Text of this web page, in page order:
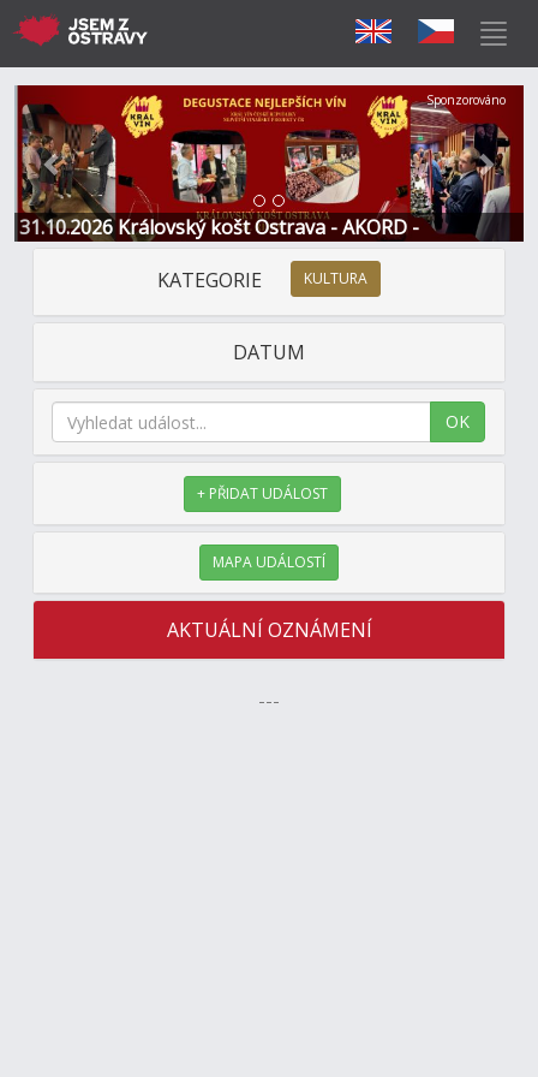
31.10.2026 Královský košt Ostrava - AKORD -
Restaurace a Hotel
Předchozí Další
Sponzorováno
KATEGORIE KULTURA
DATUM
OK
+ PŘIDAT UDÁLOST
MAPA UDÁLOSTÍ
AKTUÁLNÍ OZNÁMENÍ
---